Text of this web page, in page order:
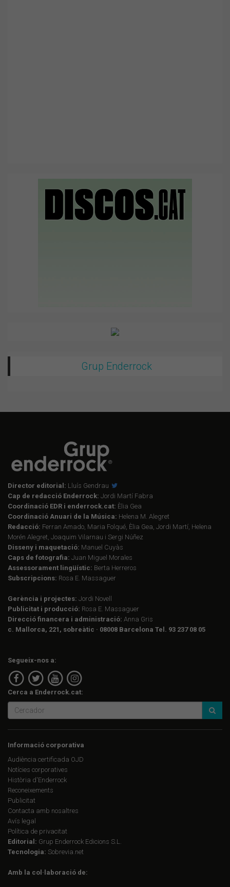
Grup Enderrock
Director editorial: Lluís Gendrau
Cap de redacció Enderrock: Jordi Martí Fabra
Coordinació EDR i enderrock.cat: Èlia Gea
Coordinació Anuari de la Música: Helena M. Alegret
Redacció: Ferran Amado, Maria Folqué, Èlia Gea, Jordi Martí, Helena
Morén Alegret, Joaquim Vilarnau i Sergi Núñez
Disseny i maquetació: Manuel Cuyàs
Caps de fotografia: Juan Miguel Morales
Assessorament lingüístic: Berta Herreros
Subscripcions: Rosa E. Massaguer
Gerència i projectes: Jordi Novell
Publicitat i producció: Rosa E. Massaguer
Direcció financera i administració: Anna Gris
c. Mallorca, 221, sobreàtic · 08008 Barcelona Tel. 93 237 08 05
Segueix-nos a:
Cerca a Enderrock.cat:
Informació corporativa
Audiència certificada OJD
Notícies corporatives
Història d'Enderrock
Reconeixements
Publicitat
Contacta amb nosaltres
Avís legal
Política de privacitat
Editorial: Grup Enderrock Edicions S.L.
Tecnologia: Sobrevia.net
Amb la col·laboració de: